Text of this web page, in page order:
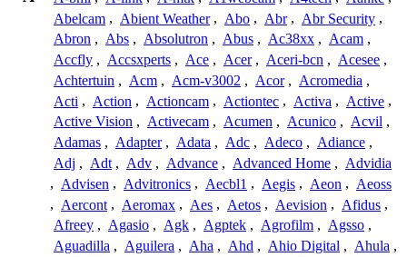
Abelcam , Abient Weather , Abo , Abr , Abr Security ,
Abron , Abs , Absolutron , Abus , Ac38xx , Acam ,
Accfly , Accsxperts , Ace , Acer , Aceri-bcn , Acesee ,
Achtertuin , Acm , Acm-v3002 , Acor , Acromedia ,
Acti , Action , Actioncam , Actiontec , Activa , Active ,
Active Vision , Activecam , Acumen , Acunico , Acvil ,
Adamas , Adapter , Adata , Adc , Adeco , Adiance ,
Adj , Adt , Adv , Advance , Advanced Home , Advidia
, Advisen , Advitronics , Aecbl1 , Aegis , Aeon , Aeoss
, Aercont , Aeromax , Aes , Aetos , Aevision , Afidus ,
Afreey , Agasio , Agk , Agptek , Agrofilm , Agsso ,
Aguadilla , Aguilera , Aha , Ahd , Ahio Digital , Ahula ,